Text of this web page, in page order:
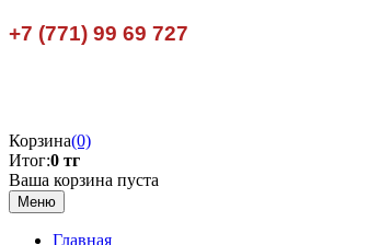
+7 (771) 99 69 727
Корзина(0)
Итог:0 тг
Ваша корзина пуста
Меню
Главная